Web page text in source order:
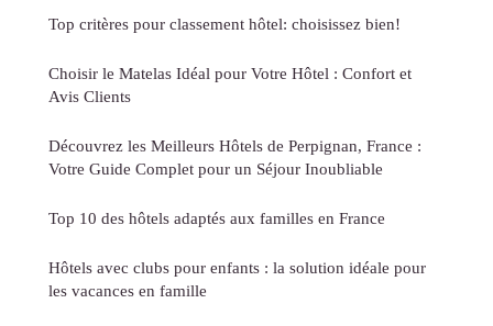
Top critères pour classement hôtel: choisissez bien!
Choisir le Matelas Idéal pour Votre Hôtel : Confort et
Avis Clients
Découvrez les Meilleurs Hôtels de Perpignan, France :
Votre Guide Complet pour un Séjour Inoubliable
Top 10 des hôtels adaptés aux familles en France
Hôtels avec clubs pour enfants : la solution idéale pour
les vacances en famille